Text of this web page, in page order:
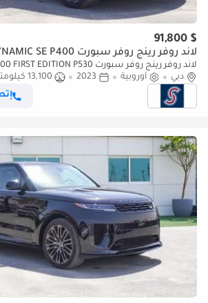
$ 91,800
لاند روفر رينج روفر سبورت DYNAMIC SE P400
لاند روفر رينج روفر سبورت DYNAMIC SE P400 FIRST EDITION P530
دبي
أوروبية 2023
13,100 كيلومتر